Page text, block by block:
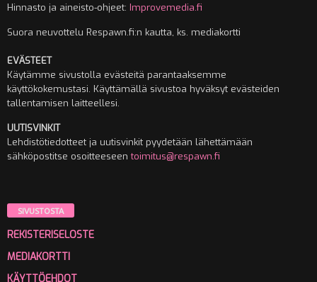
Hinnasto ja aineisto-ohjeet: Improvemedia.fi
Suora neuvottelu Respawn.fi:n kautta, ks. mediakortti
EVÄSTEET
Käytämme sivustolla evästeitä parantaaksemme
käyttökokemustasi. Käyttämällä sivustoa hyväksyt evästeiden
tallentamisen laitteellesi.
UUTISVINKIT
Lehdistötiedotteet ja uutisvinkit pyydetään lähettämään
sähköpostitse osoitteeseentoimitus@respawn.fi
SIVUSTOSTA
REKISTERISELOSTE
MEDIAKORTTI
KÄYTTÖEHDOT